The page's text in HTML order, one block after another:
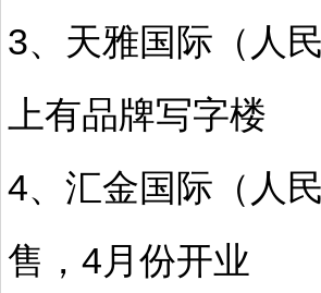
3、天雅国际（人
上有品牌写字楼
4、汇金国际（人
售，4月份开业